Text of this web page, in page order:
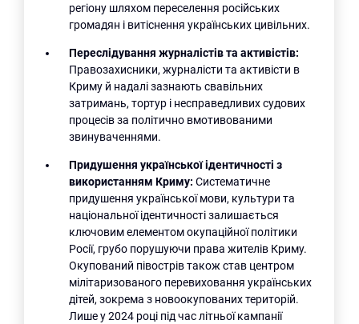
регіону шляхом переселення російських
громадян і витіснення українських цивільних.
Переслідування журналістів та активістів:
Правозахисники, журналісти та активісти в
Криму й надалі зазнають свавільних
затримань, тортур і несправедливих судових
процесів за політично вмотивованими
звинуваченнями.
Придушення української ідентичності з
використанням Криму: Систематичне
придушення української мови, культури та
національної ідентичності залишається
ключовим елементом окупаційної політики
Росії, грубо порушуючи права жителів Криму.
Окупований півострів також став центром
мілітаризованого перевиховання українських
дітей, зокрема з новоокупованих територій.
Лише у 2024 році під час літньої кампанії